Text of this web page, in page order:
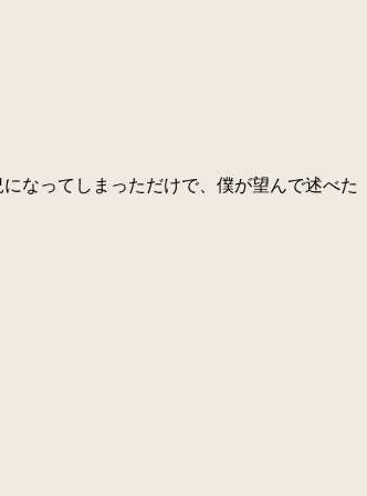
なってしまっただけで、僕が望んで述べた